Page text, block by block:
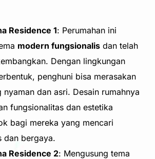
Residence 1: Perumahan ini
modern fungsionalis dan telah
Dengan lingkungan
penghuni bisa merasakan
nyaman dan asri. Desain rumahnya
fungsionalitas dan estetika
bagi mereka yang mencari
dan bergaya.
Residence 2: Mengusung tema